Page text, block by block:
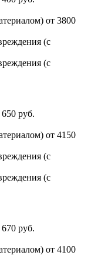
от 3800
(с
(с
руб.
от 4150
(с
(с
руб.
от 4100